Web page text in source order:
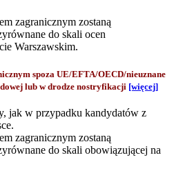
zagranicznym zostaną
do skali ocen
Warszawskim.
spoza UE/EFTA/OECD/nieuznane
lub w drodze nostryfikacji [więcej]
jak w przypadku kandydatów z
zagranicznym zostaną
do skali obowiązującej na